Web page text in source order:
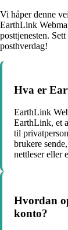
Vi håper denne
EarthLink
posttjenesten.
posthverdag!
Hva er
EarthLink
EarthLink, et
til
brukere
nettleser eller
Hvordan
konto?